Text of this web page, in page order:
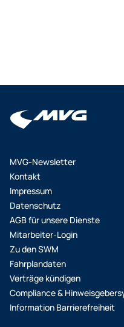
MVG-Newsletter
Kontakt
Impressum
Datenschutz
AGB für unsere Dienste
Mitarbeiter-Login
Zu den SWM
Fahrplandaten
Verträge kündigen
Compliance &
Information Barrierefreiheit